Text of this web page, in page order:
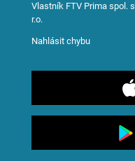
Vlastník FTV Prima spol. s
r.o.
Nahlásit chybu